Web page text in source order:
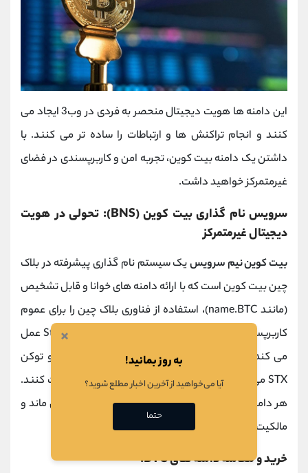
این دامنه ‌ها هویت دیجیتال منحصر به فردی در وب3 ایجاد می‌
کنند و انجام تراکنش ‌ها و ارتباطات را ساده‌ تر می ‌کنند. با
داشتن یک دامنه بیت‌ کوین، تجربه امن و کاربرپسندی در فضای
غیرمتمرکز خواهید داشت.
سرویس نام‌ گذاری بیت ‌کوین (BNS): تحولی در هویت
دیجیتال غیرمتمرکز
بیت کوین نیم سرویسیک سیستم نام‌ گذاری پیشرفته در بلاک
چین بیت‌ کوین است که با ارائه دامنه‌ های خوانا و قابل‌ تشخیص
(مانند name.BTC)، استفاده از فناوری بلاک چین را برای عموم
کاربرپسندتر می‌ کند. این سیستم مبتنی بر شبکه Stacks عمل
می کند و کاربران با استفاده از کیف ‌پول ‌های سازگار و توکن
STX می ‌توانند به سادگی دامنه ‌های منحصربه ‌فرد ثبت کنند.
هر دامنه با پرداخت تنها 2 STX به مدت 5 سال فعال می ‌ماند و
مالکیت غیرمتمرکز آن کاملا در اختیار کاربر قرار می ‌گیرد.
خرید و معامله دامنه‌ های BTC.
×
به روز بمانید!
آیا می‌خواهید از آخرین اخبار مطلع شوید؟
حتما